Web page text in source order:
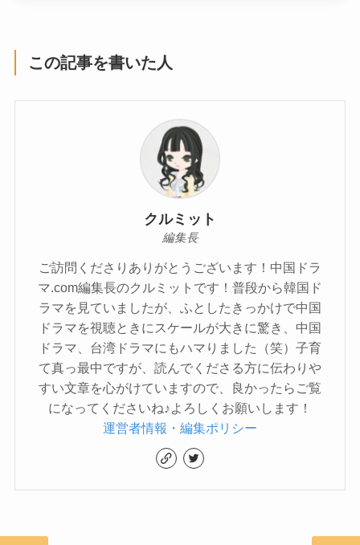
この記事を書いた人
クルミット
編集長
ご訪問くださりありがとうございます！中国ドラ
マ.com編集長のクルミットです！普段から韓国ド
ラマを見ていましたが、ふとしたきっかけで中国
ドラマを視聴ときにスケールが大きに驚き、中国
ドラマ、台湾ドラマにもハマりました（笑）子育
て真っ最中ですが、読んでくださる方に伝わりや
すい文章を心がけていますので、良かったらご覧
になってくださいね♪よろしくお願いします！
運営者情報・編集ポリシー